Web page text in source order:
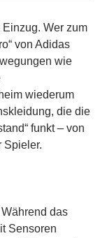
Wer zum
von Adidas
wie
wiederum
die die
funkt – von
Spieler.
das
Sensoren